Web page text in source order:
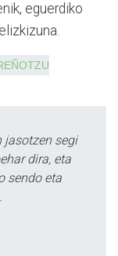
eguerdiko
jasotzen segi
dira, eta
sendo eta